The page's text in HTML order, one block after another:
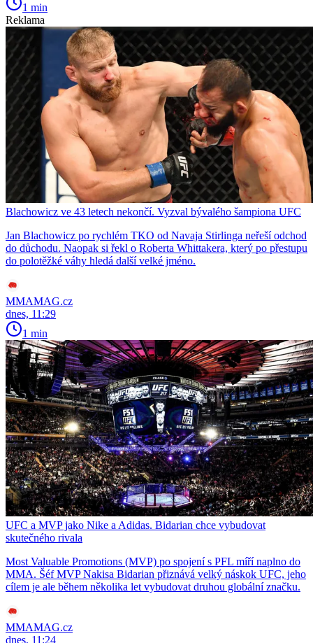
1 min
Reklama
Blachowicz ve 43 letech nekončí. Vyzval bývalého šampiona UFC
Jan Blachowicz po rychlém TKO od Navaja Stirlinga neřeší odchod
do důchodu. Naopak si řekl o Roberta Whittakera, který po přestupu
do polotěžké váhy hledá další velké jméno.
MMAMAG.cz
dnes, 11:29
1 min
UFC a MVP jako Nike a Adidas. Bidarian chce vybudovat
skutečného rivala
Most Valuable Promotions (MVP) po spojení s PFL míří naplno do
MMA. Šéf MVP Nakisa Bidarian přiznává velký náskok UFC, jeho
cílem je ale během několika let vybudovat druhou globální značku.
MMAMAG.cz
dnes, 11:24